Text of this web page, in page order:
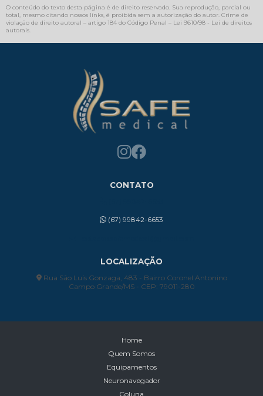
O conteúdo do texto desta página é de direito reservado. Sua reprodução, parcial ou
total, mesmo citando nossos links, é proibida sem a autorização do autor. Crime de
violação de direito autoral – artigo 184 do Código Penal – Lei 9610/98 - Lei de direitos
autorais.
CONTATO
(67) 99842-6653
LOCALIZAÇÃO
Rua São Luís Gonzaga, 483 - Bairro Coronel Antonino
Campo Grande/MS - CEP: 79011-280
Home
Quem Somos
Equipamentos
Neuronavegador
Coluna